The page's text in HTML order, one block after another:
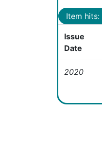
Item hits:
Issue
Date
2020